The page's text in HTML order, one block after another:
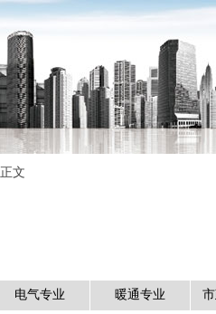
正文
电气专业 暖通专业